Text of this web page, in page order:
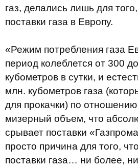
газ, делались лишь для
поставки газа в Европу.
«Режим потребления газа
период колеблется от 300
кубометров в сутки, и
млн. кубометров газа
для прокачки) по отношению
мизерный объем, что
срывает поставки
просто причина для того,
поставки газа… ни более,